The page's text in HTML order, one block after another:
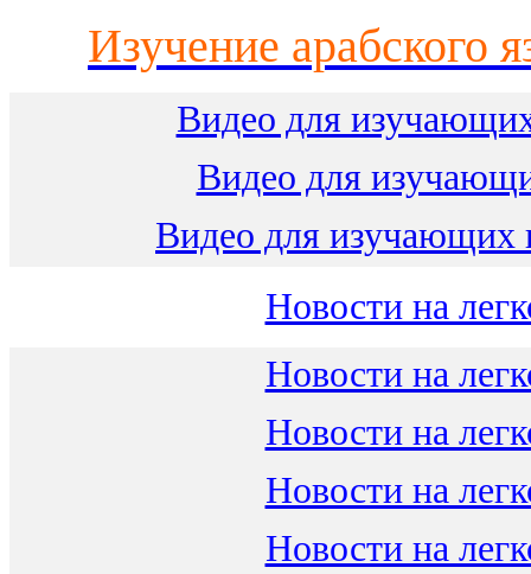
Изучение арабского
Видео для
Видео для
Видео для изучающих
Новости на
Новости на
Новости на
Новости на
Новости на